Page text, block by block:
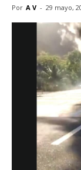
Por A V - 29 mayo,